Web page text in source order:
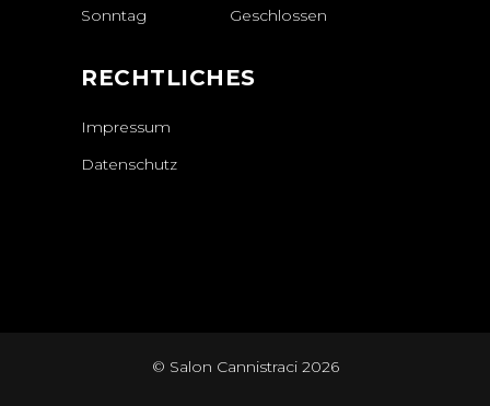
Sonntag
Geschlossen
RECHTLICHES
Impressum
Datenschutz
© Salon Cannistraci 2026